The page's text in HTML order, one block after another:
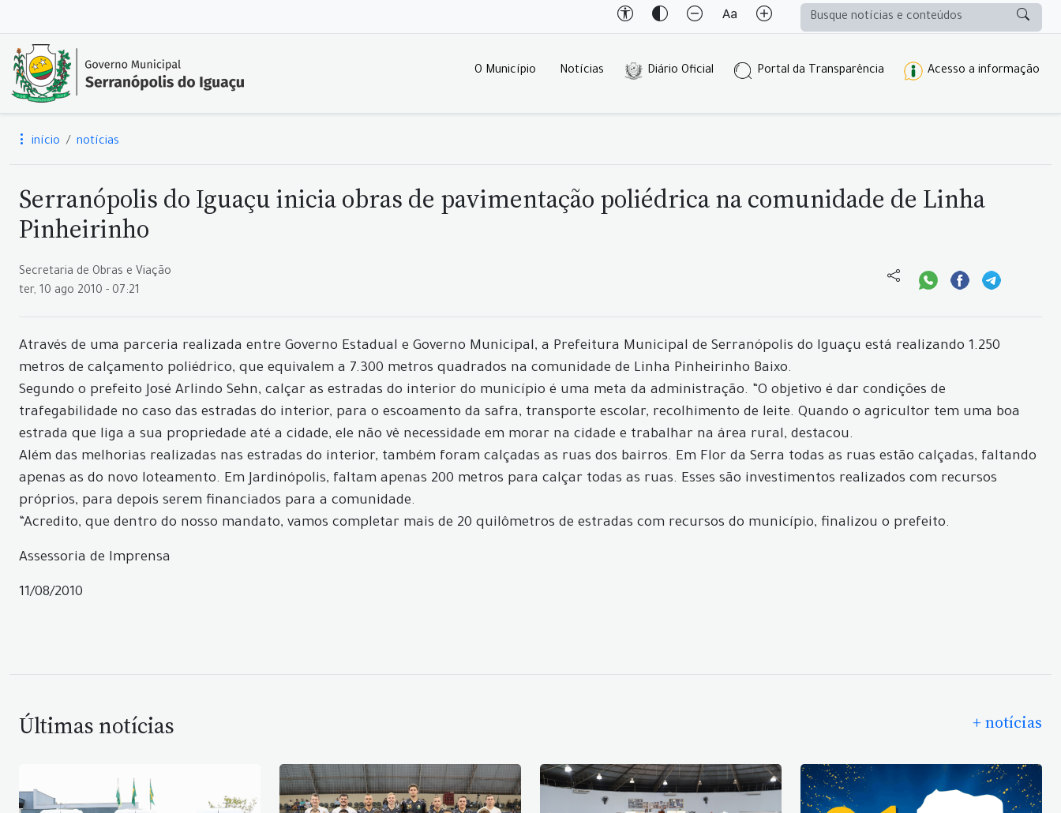
O Município Notícias Diário Oficial Portal da Transparência Acesso a informação
início notícias
Serranópolis do Iguaçu inicia obras de pavimentação poliédrica na comunidade de Linha
Pinheirinho
Secretaria de Obras e Viação
ter, 10 ago 2010 - 07:21
Através de uma parceria realizada entre Governo Estadual e Governo Municipal, a Prefeitura Municipal de Serranópolis do Iguaçu está realizando 1.250
metros de calçamento poliédrico, que equivalem a 7.300 metros quadrados na comunidade de Linha Pinheirinho Baixo.
Segundo o prefeito José Arlindo Sehn, calçar as estradas do interior do município é uma meta da administração. “O objetivo é dar condições de
trafegabilidade no caso das estradas do interior, para o escoamento da safra, transporte escolar, recolhimento de leite. Quando o agricultor tem uma boa
estrada que liga a sua propriedade até a cidade, ele não vê necessidade em morar na cidade e trabalhar na área rural, destacou.
Além das melhorias realizadas nas estradas do interior, também foram calçadas as ruas dos bairros. Em Flor da Serra todas as ruas estão calçadas, faltando
apenas as do novo loteamento. Em Jardinópolis, faltam apenas 200 metros para calçar todas as ruas. Esses são investimentos realizados com recursos
próprios, para depois serem financiados para a comunidade.
“Acredito, que dentro do nosso mandato, vamos completar mais de 20 quilômetros de estradas com recursos do município, finalizou o prefeito.
Assessoria de Imprensa
11/08/2010
Últimas notícias + notícias